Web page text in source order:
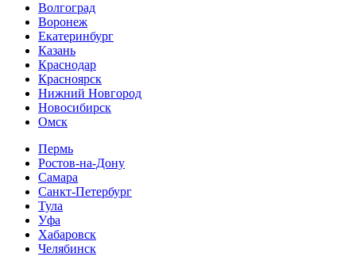
Волгоград
Воронеж
Екатеринбург
Казань
Краснодар
Красноярск
Нижний Новгород
Новосибирск
Омск
Пермь
Ростов-на-Дону
Самара
Санкт-Петербург
Тула
Уфа
Хабаровск
Челябинск